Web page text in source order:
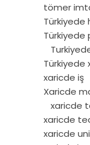
tömer
Türkiyede
Türkiyede
Türkiyede
xaricde iş
Xaricde
xaricde
xaricde
xaricde